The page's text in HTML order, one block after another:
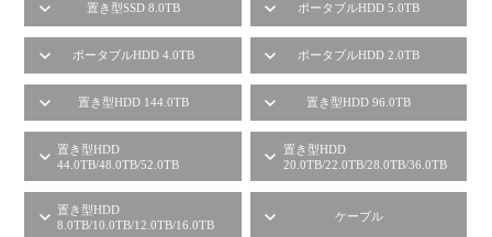
置き型SSD 8.0TB ポータブルHDD 5.0TB
ポータブルHDD 4.0TB ポータブルHDD 2.0TB
置き型HDD 144.0TB 置き型HDD 96.0TB
置き型HDD
44.0TB/48.0TB/52.0TB
置き型HDD
20.0TB/22.0TB/28.0TB/36.0TB
置き型HDD
8.0TB/10.0TB/12.0TB/16.0TB
ケーブル